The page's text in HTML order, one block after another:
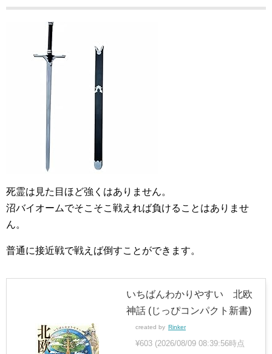
死霊は見た目ほど強くはありません。
沼バイオームでそこそこ戦えれば負けることはありませ
ん。
普通に接近戦で戦えば倒すことができます。
いちばんわかりやすい 北欧
神話 (じっぴコンパクト新書)
created by Rinker
¥603 (2026/08/09 08:39:56時点